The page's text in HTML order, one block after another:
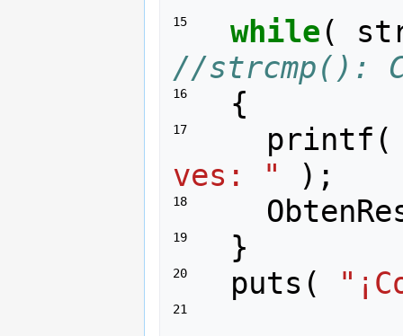
15 while (
//strcmp():
16 {
17 printf (
ves: "
);
18
19 }
20 puts (
21